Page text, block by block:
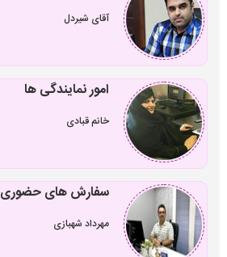
آقای شیردل
امور نمایندگی ها
خانم قبادی
سفارش های حضوری
مهرداد شهبازی